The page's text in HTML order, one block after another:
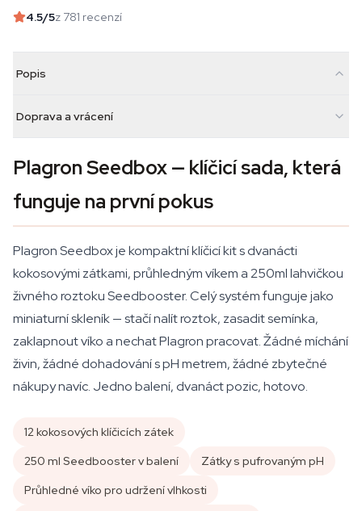
4.5/5z 781 recenzí
Popis
Doprava a vrácení
Plagron Seedbox — klíčicí sada, která
funguje na první pokus
Plagron Seedbox je kompaktní klíčicí kit s dvanácti
kokosovými zátkami, průhledným víkem a 250ml lahvičkou
živného roztoku Seedbooster. Celý systém funguje jako
miniaturní skleník — stačí nalít roztok, zasadit semínka,
zaklapnout víko a nechat Plagron pracovat. Žádné míchání
živin, žádné dohadování s pH metrem, žádné zbytečné
nákupy navíc. Jedno balení, dvanáct pozic, hotovo.
12 kokosových klíčicích zátek
250 ml Seedbooster v balení
Zátky s pufrovaným pH
Průhledné víko pro udržení vlhkosti